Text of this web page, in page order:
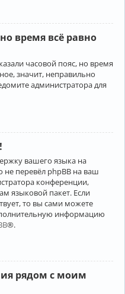
время всё равно
часовой пояс, но время
значит, неправильно
администратора для
вашего языка на
не перевёл phpBB на ваш
конференции,
языковой пакет. Если
то вы сами можете
информацию
®.
рядом с моим